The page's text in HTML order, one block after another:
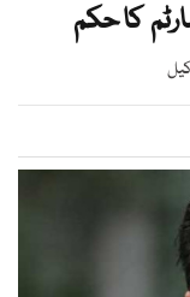
کا حکم